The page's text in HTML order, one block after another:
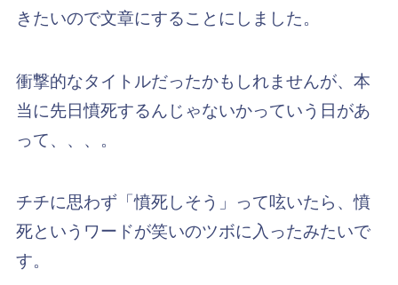
きたいので文章にすることにしました。
衝撃的なタイトルだったかもしれませんが、本
当に先日憤死するんじゃないかっていう日があ
って、、、。
チチに思わず「憤死しそう」って呟いたら、憤
死というワードが笑いのツボに入ったみたいで
す。